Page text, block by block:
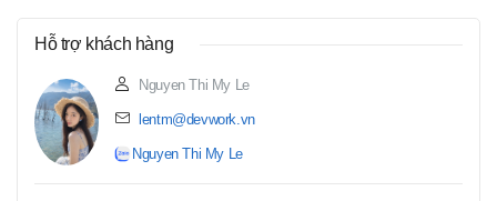
Hỗ trợ khách hàng
Nguyen Thi My Le
lentm@devwork.vn
Nguyen Thi My Le